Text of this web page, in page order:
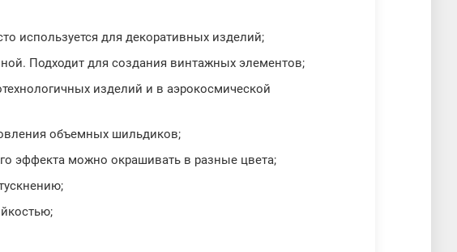
используется для декоративных изделий;
Подходит для создания винтажных элементов;
изделий и в аэрокосмической
объемных шильдиков;
эффекта можно окрашивать в разные цвета;